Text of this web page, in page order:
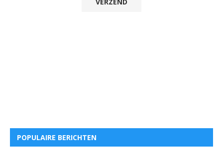
POPULAIRE BERICHTEN